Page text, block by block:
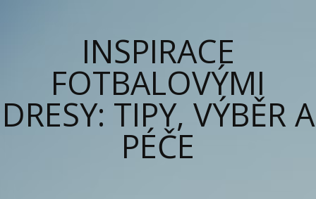
INSPIRACE
FOTBALOVÝMI
DRESY: TIPY, VÝBĚR A
PÉČE